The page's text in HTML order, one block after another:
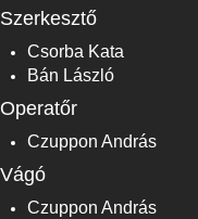
Szerkesztő
Csorba Kata
Bán László
Operatőr
Czuppon András
Vágó
Czuppon András